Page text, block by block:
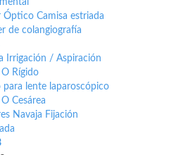
Óptico Camisa estriada
de colangiografía
Irrigación / Aspiración
Rígido
para lente laparoscópico
Cesárea
Navaja Fijación